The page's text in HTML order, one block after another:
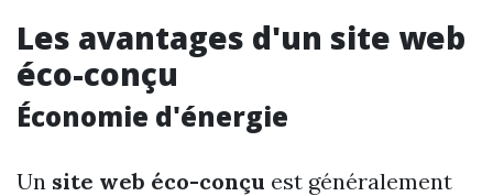
Les avantages d'un site web
éco-conçu
Économie d'énergie
Un site web éco-conçu est généralement